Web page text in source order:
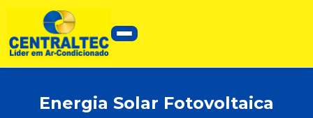
Energia Solar Fotovoltaica